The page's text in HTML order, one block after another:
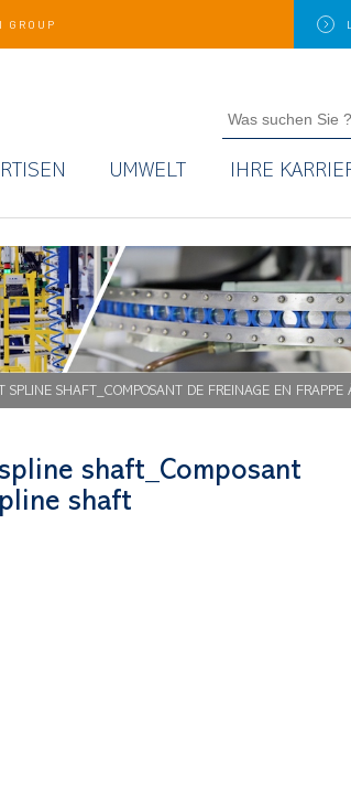
GROUP
UMWELT
IHRE
SPLINE SHAFT_COMPOSANT DE FREINAGE EN FRAPPE
shaft_Composant
shaft